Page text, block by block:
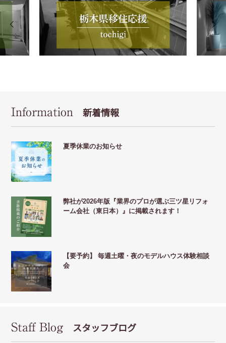
Information 新着情報
夏季休業のお知らせ
弊社が2026年版『業界のプロが選ぶ三ツ星リフォ
ーム会社（東日本）』に掲載されます！
【要予約】 毎週土曜・夜のモデルハウス体験相談
会
Staff Blog スタッフブログ